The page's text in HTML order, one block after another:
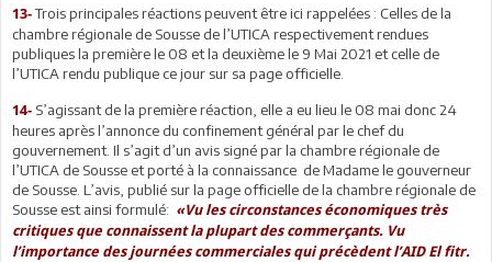
13-Trois principales réactions peuvent être ici rappelées : Celles de la
chambre régionale de Sousse de l’UTICA respectivement rendues
publiques la première le 08 et la deuxième le 9 Mai 2021 et celle de
l’UTICA rendu publique ce jour sur sa page officielle.
14- S’agissant de la première réaction, elle a eu lieu le 08 mai donc 24
heures après l’annonce du confinement général par le chef du
gouvernement. Il s’agit d’un avis signé par la chambre régionale de
l’UTICA de Sousse et porté à la connaissance de Madame le gouverneur
de Sousse. L’avis, publié sur la page officielle de la chambre régionale de
Sousse est ainsi formulé: «Vu les circonstances économiques très
critiques que connaissent la plupart des commerçants. Vu
l’importance des journées commerciales qui précèdent l’AID El fitr.